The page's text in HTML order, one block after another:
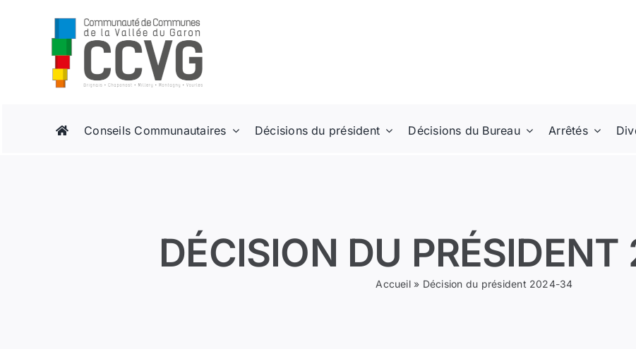
Conseils Communautaires Décisions du président Décisions du Bureau Arrêtés
DÉCISION DU
Accueil» Décision du président 2024-34